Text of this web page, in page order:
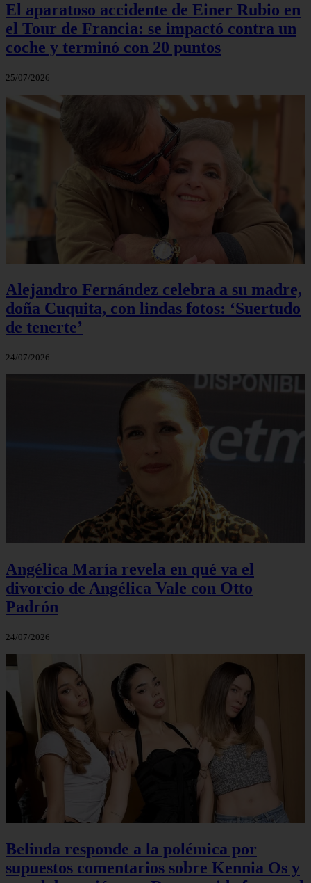
El aparatoso accidente de Einer Rubio en
el Tour de Francia: se impactó contra un
coche y terminó con 20 puntos
25/07/2026
Alejandro Fernández celebra a su madre,
doña Cuquita, con lindas fotos: ‘Suertudo
de tenerte’
24/07/2026
Angélica María revela en qué va el
divorcio de Angélica Vale con Otto
Padrón
24/07/2026
Belinda responde a la polémica por
supuestos comentarios sobre Kennia Os y